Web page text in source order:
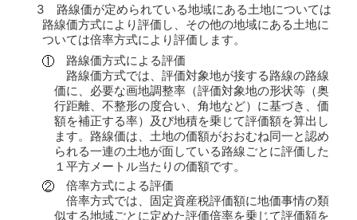
3 路線価が定められている地域にある土地については
路線価方式により評価し、その他の地域にある土地に
ついては倍率方式により評価します。
路線価方式による評価
路線価方式では、評価対象地が接する路線の路線
価に、必要な画地調整率（評価対象地の形状等（奥
行距離、不整形の度合い、角地など）に基づき、価
額を補正する率）及び地積を乗じて評価額を算出し
ます。路線価は、土地の価額がおおむね同一と認め
られる一連の土地が面している路線ごとに評価した
１平方メートル当たりの価額です。
倍率方式による評価
倍率方式では、固定資産税評価額に地価事情の類
似する地域ごとに定めた評価倍率を乗じて評価額を